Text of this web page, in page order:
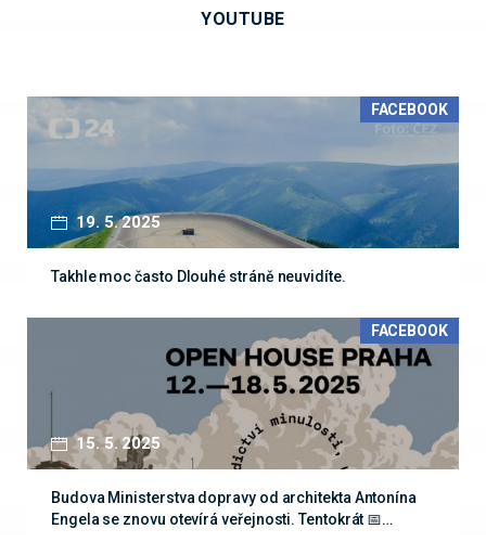
YOUTUBE
19. 5. 2025
FACEBOOK
Takhle moc často Dlouhé stráně neuvidíte.
15. 5. 2025
FACEBOOK
Budova Ministerstva dopravy od architekta Antonína
Engela se znovu otevírá veřejnosti. Tentokrát 📅…